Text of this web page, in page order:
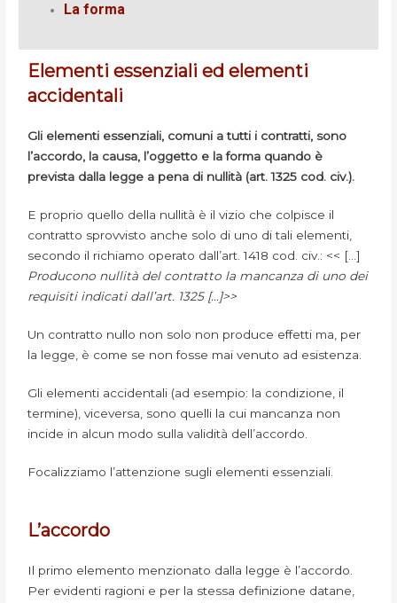
La forma
Elementi essenziali ed elementi
accidentali
Gli elementi essenziali, comuni a tutti i contratti, sono
l’accordo, la causa, l’oggetto e la forma quando è
prevista dalla legge a pena di nullità (art. 1325 cod. civ.).
E proprio quello della nullità è il vizio che colpisce il
contratto sprovvisto anche solo di uno di tali elementi,
secondo il richiamo operato dall’art. 1418 cod. civ.: << […]
Producono nullità del contratto la mancanza di uno dei
requisiti indicati dall’art. 1325 […]>>
Un contratto nullo non solo non produce effetti ma, per
la legge, è come se non fosse mai venuto ad esistenza.
Gli elementi accidentali (ad esempio: la condizione, il
termine), viceversa, sono quelli la cui mancanza non
incide in alcun modo sulla validità dell’accordo.
Focalizziamo l’attenzione sugli elementi essenziali.
L’accordo
Il primo elemento menzionato dalla legge è l’accordo.
Per evidenti ragioni e per la stessa definizione datane,